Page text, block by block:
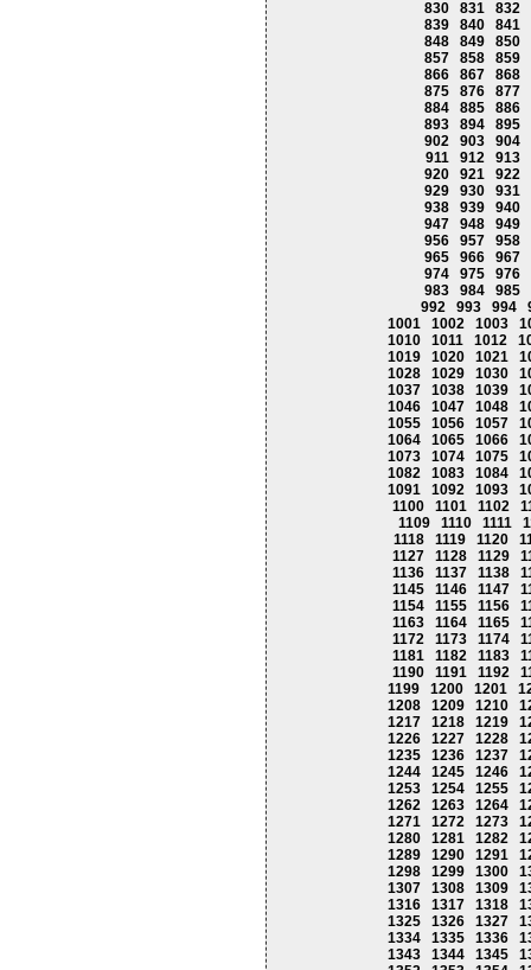
830
831
832
839
840
841
848
849
850
857
858
859
866
867
868
875
876
877
884
885
886
893
894
895
902
903
904
911
912 913
920
921
922
929
930
931
938
939
940
947
948
949
956
957
958
965
966
967
974
975
976
983
984
985
992
993 994
1001
1002 1003
1010
1011 1012
1019
1020 1021
1028
1029 1030
1037
1038 1039
1046
1047 1048
1055
1056 1057
1064
1065 1066
1073
1074 1075
1082
1083 1084
1091
1092 1093
1100
1101 1102
1109
1110 1111
1118
1119 1120
1127
1128 1129
1136
1137 1138
1145
1146 1147
1154
1155 1156
1163
1164 1165
1172
1173 1174
1181
1182 1183
1190
1191 1192
1199
1200 1201
1208
1209 1210
1217
1218 1219
1226
1227 1228
1235
1236 1237
1244
1245 1246
1253
1254 1255
1262
1263 1264
1271
1272 1273
1280
1281 1282
1289
1290 1291
1298
1299 1300
1307
1308 1309
1316
1317 1318
1325
1326 1327
1334
1335 1336
1343
1344 1345